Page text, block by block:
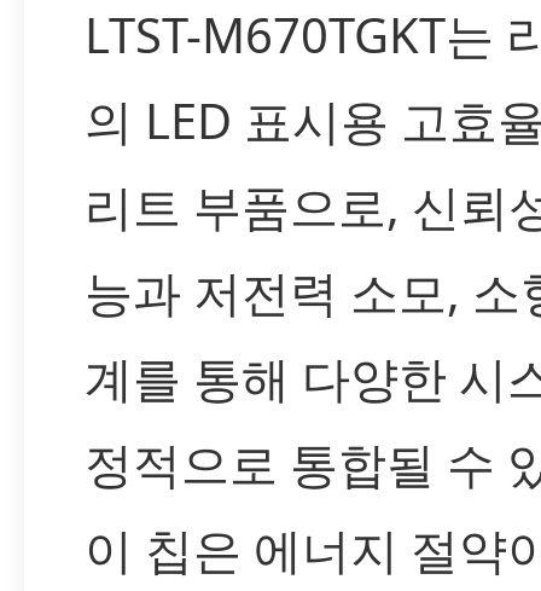
LTST-M670TGKT는
의 LED 표시용 고효
리트 부품으로, 신뢰
능과 저전력 소모, 소
계를 통해 다양한 시
정적으로 통합될 수
이 칩은 에너지 절약